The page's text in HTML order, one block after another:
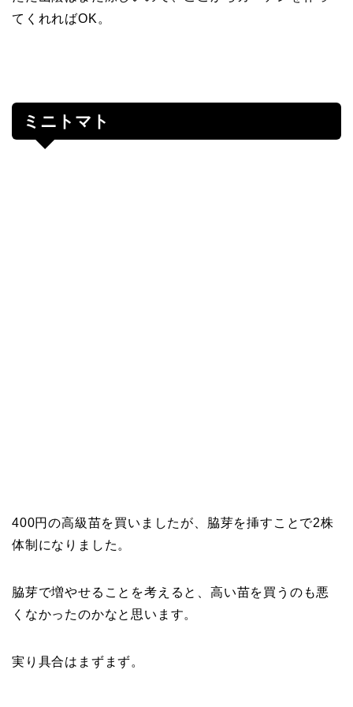
てくれればOK。
ミニトマト
400円の高級苗を買いましたが、脇芽を挿すことで2株
体制になりました。
脇芽で増やせることを考えると、高い苗を買うのも悪
くなかったのかなと思います。
実り具合はまずまず。